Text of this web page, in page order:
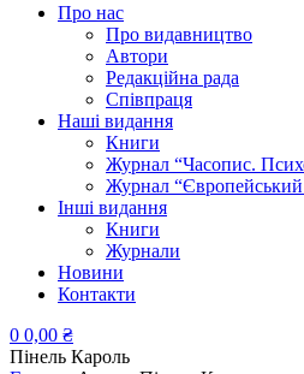
Про нас
Про видавництво
Автори
Редакційна рада
Співпраця
Наші видання
Книги
Журнал “Часопис.
Журнал “Європейський
Інші видання
Книги
Журнали
Новини
Контакти
0 0,00 ₴
Пінель Кароль